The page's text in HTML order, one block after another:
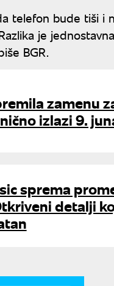
telefon bude tiši i
je
BGR.
zamenu
izlazi 9.
sprema
detalji